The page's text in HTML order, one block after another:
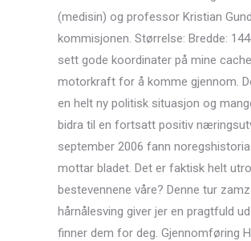
(medisin) og professor Kristian
kommisjonen. Størrelse: Bredde:
sett gode koordinater på mine
motorkraft for å komme gjennom.
en helt ny politisk situasjon og
bidra til en fortsatt positiv
september 2006 fann
mottar bladet. Det er faktisk helt
bestevennene våre? Denne tur
hårnålesving giver jer en pragtfuld
finner dem for deg. Gjennomføring